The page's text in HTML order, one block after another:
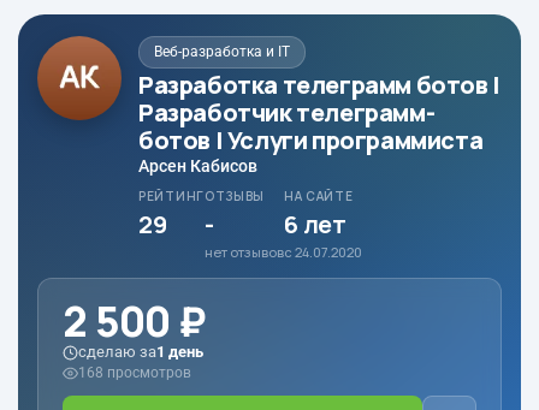
Веб-разработка и IT
Разработка телеграмм ботов |
Разработчик телеграмм-
ботов | Услуги программиста
Арсен Кабисов
РЕЙТИНГ
29
ОТЗЫВЫ
-
нет отзывов
НА САЙТЕ
6 лет
с 24.07.2020
2 500 ₽
сделаю за1 день
168 просмотров